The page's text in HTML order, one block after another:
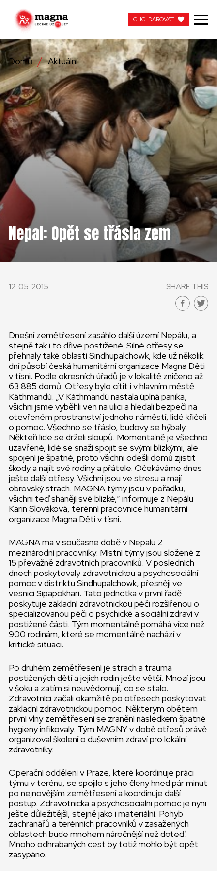
CHCI DAROVAT
NAŠE PRÁCE
O NÁS
AKTUÁLNÍ
ZAPOJTE SE
PRACUJTE S NÁMI
KONTAKTUJTE NÁS
ČESKÁ REPUBLIKA
GLOBAL
CHCI DAROVAT
Domů Aktuální
Nepal: Opět se třásla zem
12. 05. 2015 SHARE THIS
Dnešní zemětřesení zasáhlo další území Nepálu, a
stejně tak i to dříve postižené. Silné otřesy se
přehnaly také oblastí Sindhupalchowk, kde už několik
dní působí česká humanitární organizace Magna Děti
v tísni. Podle okresních úřadů je v lokalitě zničeno až
63 885 domů. Otřesy bylo cítit i v hlavním městě
Káthmandú. „V Káthmandú nastala úplná panika,
všichni jsme vyběhli ven na ulici a hledali bezpečí na
otevřeném prostranství jednoho náměstí, lidé křičeli
o pomoc. Všechno se třáslo, budovy se hýbaly.
Někteří lidé se drželi sloupů. Momentálně je všechno
uzavřené, lidé se snaží spojit se svými blízkými, ale
spojení je špatné, proto všichni odešli domů zjistit
škody a najít své rodiny a přátele. Očekáváme dnes
ješte další otřesy. Všichni jsou ve stresu a mají
obrovský strach. MAGNA týmy jsou v pořádku,
všichni teď shánějí své blízké,” informuje z Nepálu
Karin Slováková, terénní pracovnice humanitární
organizace Magna Děti v tísni.
MAGNA má v současné době v Nepálu 2
mezinárodní pracovníky. Místní týmy jsou složené z
15 převážně zdravotních pracovníků. V posledních
dnech poskytovaly zdravotnickou a psychosociální
pomoc v distriktu Sindhupalchowk, přesněji ve
vesnici Sipapokhari. Tato jednotka v první řadě
poskytuje základní zdravotnickou péči rozšířenou o
specializovanou péči o psychické a sociální zdraví v
postižené části. Tým momentálně pomáhá více než
900 rodinám, které se momentálně nachází v
kritické situaci.
Po druhém zemětřesení je strach a trauma
postižených dětí a jejich rodin ješte větší. Mnozí jsou
v šoku a zatím si neuvědomují, co se stalo.
Zdravotníci začali okamžitě po otřesech poskytovat
základní zdravotnickou pomoc. Některým obětem
první vlny zemětřesení se zranění následkem špatné
hygieny infikovaly. Tým MAGNY v době otřesů právě
organizoval školení o duševním zdraví pro lokální
zdravotníky.
Operační oddělení v Praze, které koordinuje práci
týmu v terénu, se spojilo s jeho členy hned pár minut
po nejnovějším zemětřesení a koordinuje další
postup. Zdravotnická a psychosociální pomoc je nyní
ješte důležitější, stejně jako i materiální. Pohyb
záchranářů a terénních pracovníků v zasažených
oblastech bude mnohem náročnější než doteď.
Mnoho odhrabaných cest by totiž mohlo být opět
zasypáno.